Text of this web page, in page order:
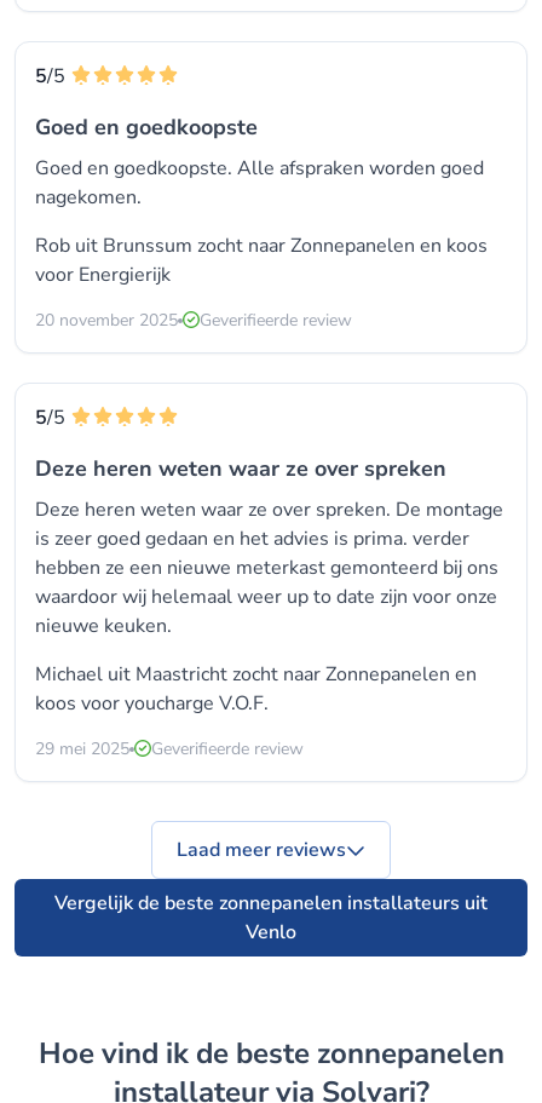
5/5
Goed en goedkoopste
Goed en goedkoopste. Alle afspraken worden goed
nagekomen.
Rob uit Brunssum zocht naar Zonnepanelen en koos
voor Energierijk
20 november 2025 Geverifieerde review
5/5
Deze heren weten waar ze over spreken
Deze heren weten waar ze over spreken. De montage
is zeer goed gedaan en het advies is prima. verder
hebben ze een nieuwe meterkast gemonteerd bij ons
waardoor wij helemaal weer up to date zijn voor onze
nieuwe keuken.
Michael uit Maastricht zocht naar Zonnepanelen en
koos vooryoucharge V.O.F.
29 mei 2025 Geverifieerde review
Vergelijk de beste zonnepanelen installateurs uit
Venlo
Laad meer reviews
Hoe vind ik de beste zonnepanelen
installateur via Solvari?